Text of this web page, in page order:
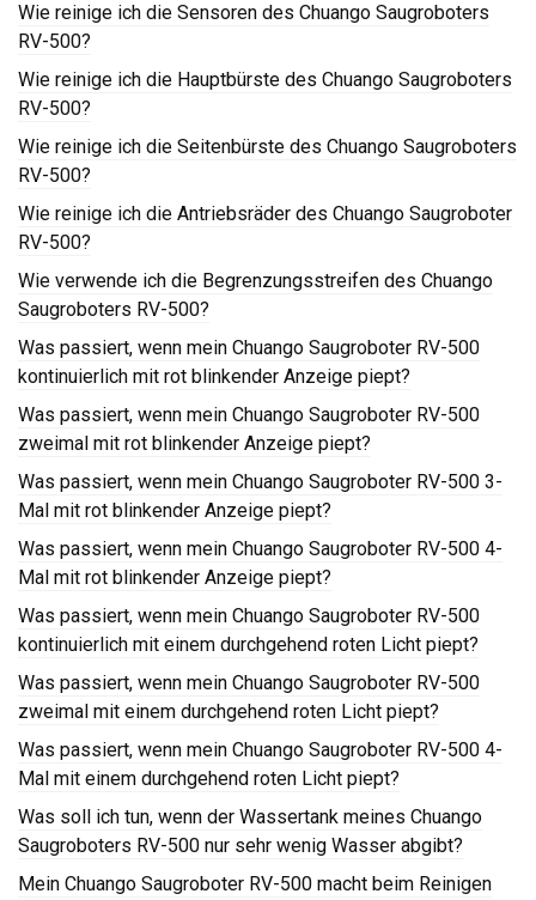
Wie reinige ich die Sensoren des Chuango Saugroboters
RV-500?
Wie reinige ich die Hauptbürste des Chuango Saugroboters
RV-500?
Wie reinige ich die Seitenbürste des Chuango Saugroboters
RV-500?
Wie reinige ich die Antriebsräder des Chuango Saugroboter
RV-500?
Wie verwende ich die Begrenzungsstreifen des Chuango
Saugroboters RV-500?
Was passiert, wenn mein Chuango Saugroboter RV-500
kontinuierlich mit rot blinkender Anzeige piept?
Was passiert, wenn mein Chuango Saugroboter RV-500
zweimal mit rot blinkender Anzeige piept?
Was passiert, wenn mein Chuango Saugroboter RV-500 3-
Mal mit rot blinkender Anzeige piept?
Was passiert, wenn mein Chuango Saugroboter RV-500 4-
Mal mit rot blinkender Anzeige piept?
Was passiert, wenn mein Chuango Saugroboter RV-500
kontinuierlich mit einem durchgehend roten Licht piept?
Was passiert, wenn mein Chuango Saugroboter RV-500
zweimal mit einem durchgehend roten Licht piept?
Was passiert, wenn mein Chuango Saugroboter RV-500 4-
Mal mit einem durchgehend roten Licht piept?
Was soll ich tun, wenn der Wassertank meines Chuango
Saugroboters RV-500 nur sehr wenig Wasser abgibt?
Mein Chuango Saugroboter RV-500 macht beim Reinigen